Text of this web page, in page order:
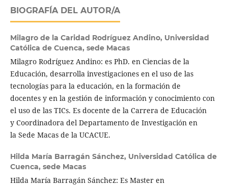
BIOGRAFÍA DEL AUTOR/A
Milagro de la Caridad Rodríguez Andino, Universidad
Católica de Cuenca, sede Macas
Milagro Rodríguez Andino: es PhD. en Ciencias de la
Educación, desarrolla investigaciones en el uso de las
tecnologías para la educación, en la formación de
docentes y en la gestión de información y conocimiento con
el uso de las TICs. Es docente de la Carrera de Educación
y Coordinadora del Departamento de Investigación en
la Sede Macas de la UCACUE.
Hilda María Barragán Sánchez, Universidad Católica de
Cuenca, sede Macas
Hilda María Barragán Sánchez: Es Master en